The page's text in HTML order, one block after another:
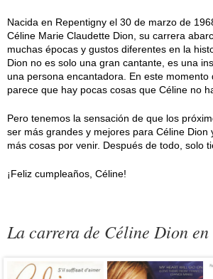
Nacida en Repentigny el 30 de marzo de
Céline Marie Claudette Dion, su carrera
muchas épocas y gustos diferentes en la
Dion no es solo una gran cantante, es una
una persona encantadora. En este momento
parece que hay pocas cosas que Céline no
Pero tenemos la sensación de que los
ser más grandes y mejores para Céline Dion
más cosas por venir. Después de todo, solo
¡Feliz cumpleaños, Céline!
La carrera de Céline Dion en